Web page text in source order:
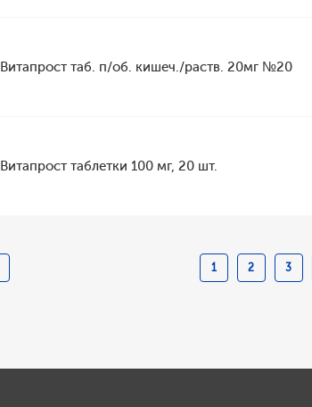
Витапрост таб. п/об. кишеч./раств. 20мг №20
Витапрост таблетки 100 мг, 20 шт.
1 2 3